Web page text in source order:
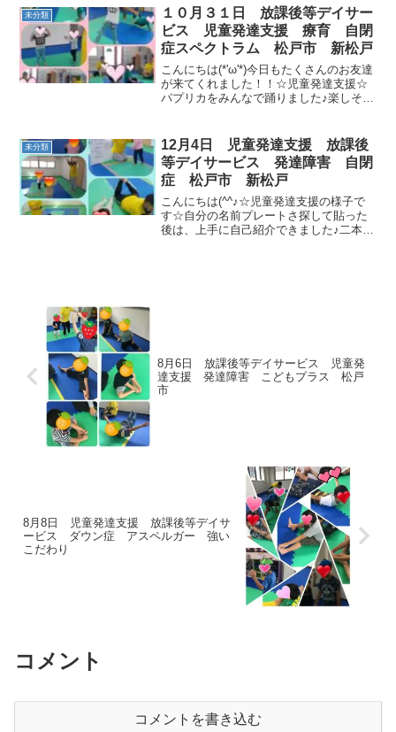
かったね(*^▽^*)また一緒に遊ぼうね😝
未分類
１０月３１日 放課後等デイサー
ビス 児童発達支援 療育 自閉
症スペクトラム 松戸市 新松戸
こんにちは(*'ω'*)今日もたくさんのお友達
が来てくれました！！☆児童発達支援☆
パプリカをみんなで踊りました♪楽しそう
ペンギンさん上手に出来ていますね☆
先...
未分類
12月4日 児童発達支援 放課後
等デイサービス 発達障害 自閉
症 松戸市 新松戸
こんにちは(^^♪☆児童発達支援の様子で
す☆自分の名前プレートさ探して貼った
後は、上手に自己紹介できました♪二本橋
8月6日 放課後等デイサービス 児童発
達支援 発達障害 こどもプラス 松戸
市
8月8日 児童発達支援 放課後等デイサ
ービス ダウン症 アスペルガー 強い
こだわり
コメント
コメントを書き込む